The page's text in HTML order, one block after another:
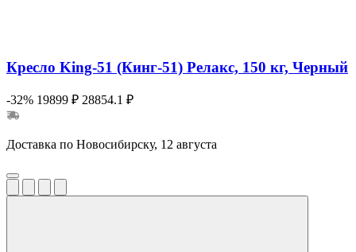
Кресло King-51 (Кинг-51) Релакс, 150 кг, Черный
-32% 19899 ₽ 28854.1 ₽
Доставка по Новосибирску, 12 августа